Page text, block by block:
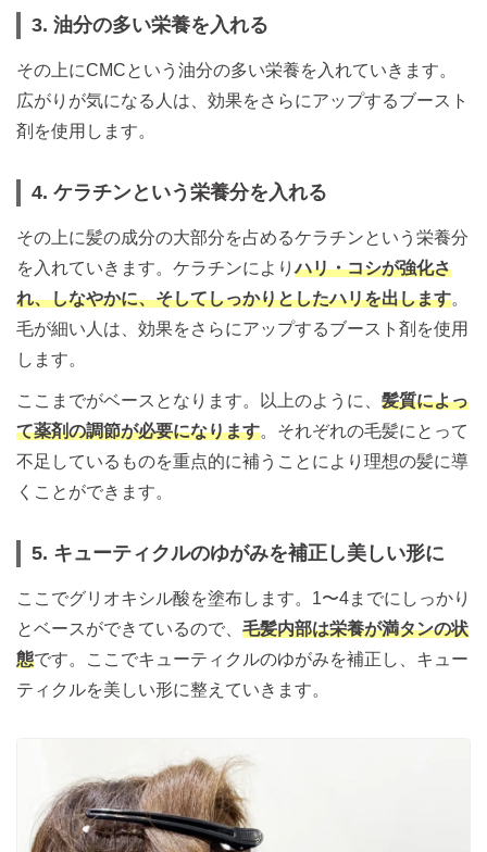
3. 油分の多い栄養を入れる
その上にCMCという油分の多い栄養を入れていきます。
広がりが気になる人は、効果をさらにアップするブースト
剤を使用します。
4. ケラチンという栄養分を入れる
その上に髪の成分の大部分を占めるケラチンという栄養分
を入れていきます。ケラチンによりハリ・コシが強化さ
れ、しなやかに、そしてしっかりとしたハリを出します。
毛が細い人は、効果をさらにアップするブースト剤を使用
します。
ここまでがベースとなります。以上のように、 髪質によっ
て薬剤の調節が必要になります。それぞれの毛髪にとって
不足しているものを重点的に補うことにより理想の髪に導
くことができます。
5. キューティクルのゆがみを補正し美しい形に
ここでグリオキシル酸を塗布します。1〜4までにしっかり
とベースができているので、 毛髪内部は栄養が満タンの状
態です。ここでキューティクルのゆがみを補正し、キュー
ティクルを美しい形に整えていきます。